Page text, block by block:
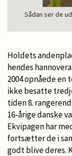
Sådan ser de
Holdets
hendes
2004 opnåede
ikke besatte
tiden 8.
16-årige danske
Ekvipagen har
fortsætter de i
godt blive deres.